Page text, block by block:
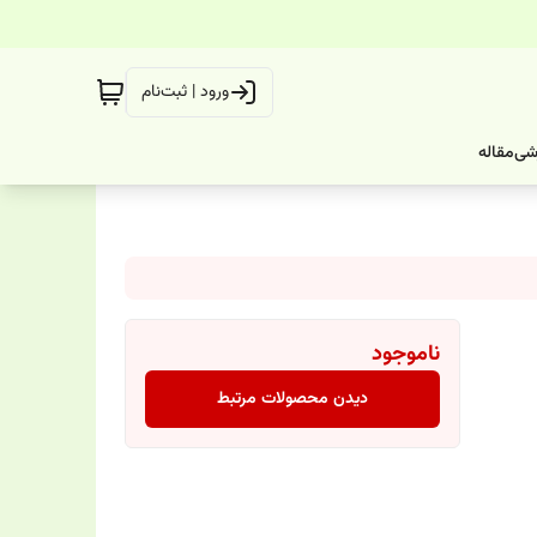
ورود | ثبت‌نام
مقاله
ناموجود
دیدن محصولات مرتبط